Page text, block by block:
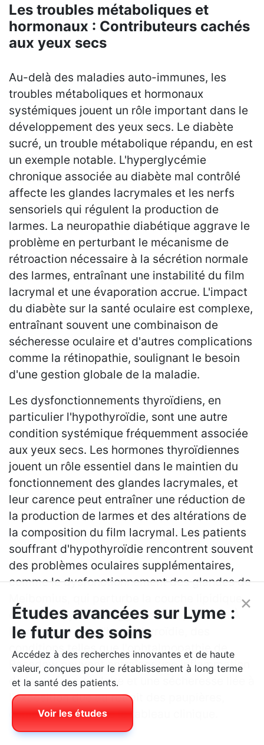
Les troubles métaboliques et
hormonaux : Contributeurs cachés
aux yeux secs
Au-delà des maladies auto-immunes, les
troubles métaboliques et hormonaux
systémiques jouent un rôle important dans le
développement des yeux secs. Le diabète
sucré, un trouble métabolique répandu, en est
un exemple notable. L'hyperglycémie
chronique associée au diabète mal contrôlé
affecte les glandes lacrymales et les nerfs
sensoriels qui régulent la production de
larmes. La neuropathie diabétique aggrave le
problème en perturbant le mécanisme de
rétroaction nécessaire à la sécrétion normale
des larmes, entraînant une instabilité du film
lacrymal et une évaporation accrue. L'impact
du diabète sur la santé oculaire est complexe,
entraînant souvent une combinaison de
sécheresse oculaire et d'autres complications
comme la rétinopathie, soulignant le besoin
d'une gestion globale de la maladie.
Les dysfonctionnements thyroïdiens, en
particulier l'hypothyroïdie, sont une autre
condition systémique fréquemment associée
aux yeux secs. Les hormones thyroïdiennes
jouent un rôle essentiel dans le maintien du
fonctionnement des glandes lacrymales, et
leur carence peut entraîner une réduction de
la production de larmes et des altérations de
la composition du film lacrymal. Les patients
souffrant d'hypothyroïdie rencontrent souvent
des problèmes oculaires supplémentaires,
comme le dysfonctionnement des glandes de
Meibomius, qui perturbe la couche lipidique
du film lacrymal et aggrave l'évaporation. À
l'inverse, en cas d'hyperthyroïdie, des
conditions telles que l'ophtalmopathie de
Basedow peuvent entraîner une inflammation
de la surface oculaire et une sécheresse liée à
l'exposition due au retrait des paupières,
compliquant encore le tableau clinique.
×
Études avancées sur Lyme :
le futur des soins
Accédez à des recherches innovantes et de haute
valeur, conçues pour le rétablissement à long terme
et la santé des patients.
Voir les études